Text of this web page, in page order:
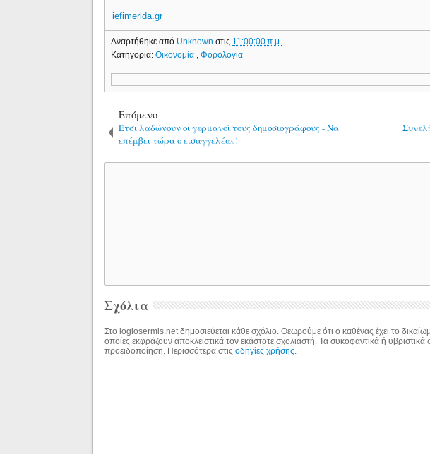
iefimerida.gr
Αναρτήθηκε από Unknownστις 11:00:00 π.μ.
Κατηγορία:Οικονομία ,Φορολογία
Επόμενο
Έτσι λαδώνουν οι γερμανοί τους δημοσιογράφους - Να
επέμβει τώρα ο εισαγγελέας!
Σχόλια
Στο logiosermis.net δημοσιεύεται κάθε σχόλιο. Θεωρούμε ότι ο καθένας έχει το
οποίες εκφράζουν αποκλειστικά τον εκάστοτε σχολιαστή. Τα συκοφαντικά ή
προειδοποίηση. Περισσότερα στιςοδηγίες χρήσης